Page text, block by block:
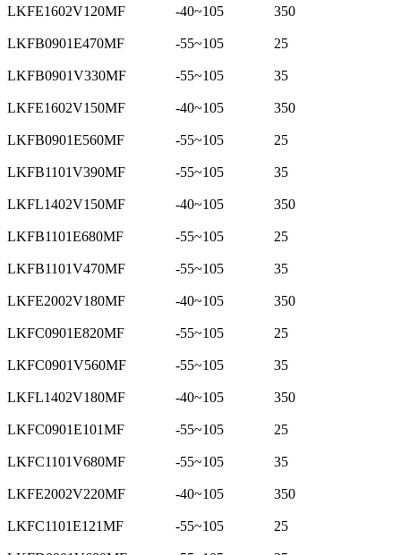
LKFE1602V120MF -40~105 350
LKFB0901E470MF -55~105 25
LKFB0901V330MF -55~105 35
LKFE1602V150MF -40~105 350
LKFB0901E560MF -55~105 25
LKFB1101V390MF -55~105 35
LKFL1402V150MF -40~105 350
LKFB1101E680MF -55~105 25
LKFB1101V470MF -55~105 35
LKFE2002V180MF -40~105 350
LKFC0901E820MF -55~105 25
LKFC0901V560MF -55~105 35
LKFL1402V180MF -40~105 350
LKFC0901E101MF -55~105 25
LKFC1101V680MF -55~105 35
LKFE2002V220MF -40~105 350
LKFC1101E121MF -55~105 25